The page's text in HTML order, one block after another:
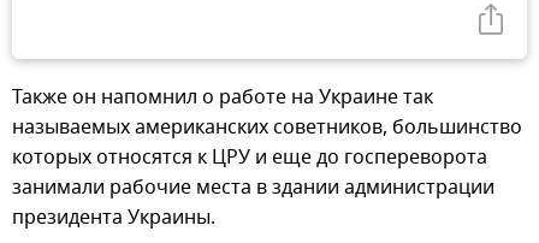
Также он напомнил о работе на Украине так
называемых американских советников, большинство
которых относятся к ЦРУ и еще до госпереворота
занимали рабочие места в здании администрации
президента Украины.